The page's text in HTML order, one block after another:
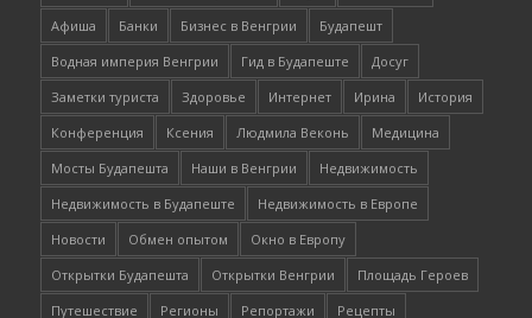
Афиша
Банки Бизнес в Венгрии
Будапешт
Водная империя Венгрии
Гид в Будапеште
Досуг
Заметки туриста
Здоровье Интернет Ирина
История
Конференция
Ксения Людмила Веконь
Медицина
Мосты Будапешта
Наши в Венгрии
Недвижимость
Недвижимость в Будапеште
Недвижимость в Европе
Новости
Обмен опытом
Окно в Европу
Открытки Будапешта
Открытки Венгрии
Площадь Героев
Путешествие
Регионы Репортажи Рецепты